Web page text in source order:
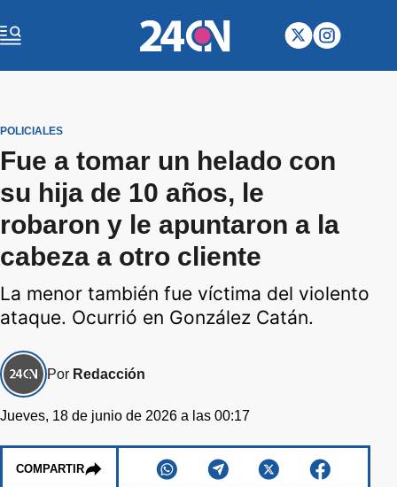
POLICIALES
Fue a tomar un helado con
su hija de 10 años, le
robaron y le apuntaron a la
cabeza a otro cliente
La menor también fue víctima del violento
ataque. Ocurrió en González Catán.
Por Redacción
Jueves, 18 de junio de 2026 a las 00:17
COMPARTIR